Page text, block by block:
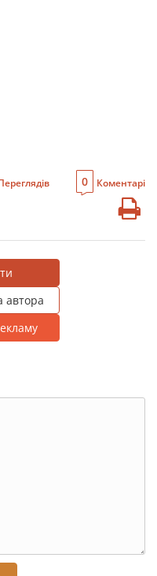
0 Коментарі
автора